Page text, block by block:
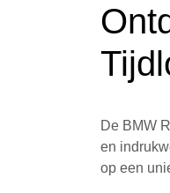
De BMW
en
op een